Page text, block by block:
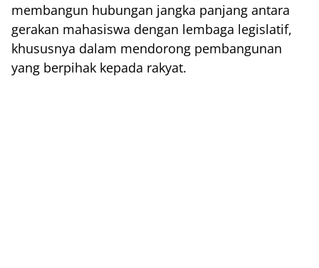
membangun hubungan jangka panjang antara
gerakan mahasiswa dengan lembaga legislatif,
khususnya dalam mendorong pembangunan
yang berpihak kepada rakyat.